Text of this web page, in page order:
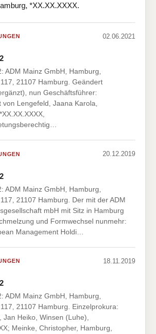
*XX.XX.XXXX.
02.06.2021
ADM Mainz GmbH, Hamburg,
21107 Hamburg. Geändert
nun Geschäftsführer:
von Lengefeld, Jaana Karola,
20.12.2019
ADM Mainz GmbH, Hamburg,
21107 Hamburg. Der mit der ADM
mbH mit Sitz in Hamburg
und Formwechsel nunmehr:
Management Holdi…
18.11.2019
ADM Mainz GmbH, Hamburg,
21107 Hamburg. Einzelprokura:
Jan Heiko, Winsen (Luhe),
Meinke, Christopher, Hamburg,